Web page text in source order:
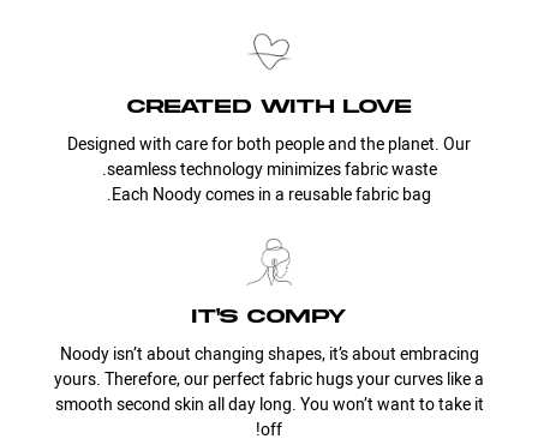
created with love
Designed with care for both people and the planet. Our
seamless technology minimizes fabric waste.
Each Noody comes in a reusable fabric bag.
it's compy
Noody isn’t about changing shapes, it’s about embracing
yours. Therefore, our perfect fabric hugs your curves like a
smooth second skin all day long. You won’t want to take it
off!